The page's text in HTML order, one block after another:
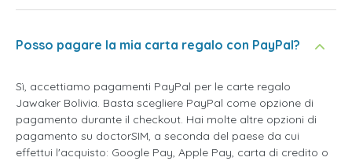
Posso pagare la mia carta regalo con PayPal?
Sì, accettiamo pagamenti PayPal per le carte regalo
Jawaker Bolivia. Basta scegliere PayPal come opzione di
pagamento durante il checkout. Hai molte altre opzioni di
pagamento su doctorSIM, a seconda del paese da cui
effettui l'acquisto: Google Pay, Apple Pay, carta di credito o